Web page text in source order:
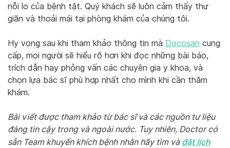
nỗi lo của bệnh tật. Quý khách sẽ luôn cảm thấy thư
giãn và thoải mái tại phòng khám của chúng tôi.
Hy vọng sau khi tham khảo thông tin mà Docosan cung
cấp, mọi người sẽ hiểu rõ hơn khi đọc những bài báo,
trích dẫn hay phỏng vấn các chuyên gia y khoa, và
chọn lựa bác sĩ phù hợp nhất cho mình khi cần thăm
khám.
Bài viết được tham khảo từ bác sĩ và các nguồn tư liệu
đáng tin cậy trong và ngoài nước. Tuy nhiên, Doctor có
sẵn Team khuyến khích bệnh nhân hãy tìm và đặt lịch